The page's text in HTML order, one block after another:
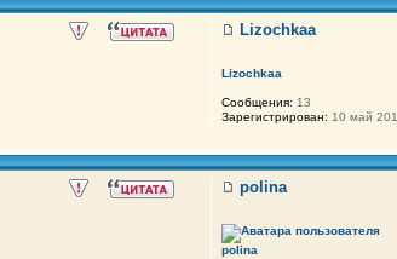
Lizochkaa
Lizochkaa
Сообщения: 13
Зарегистрирован: 10 май
polina
polina